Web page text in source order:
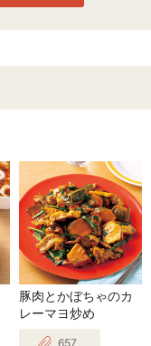
豚肉とかぼちゃのカ
レーマヨ炒め
657